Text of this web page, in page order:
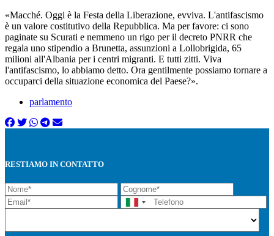
«Macché. Oggi è la Festa della Liberazione, evviva. L'antifascismo
è un valore costitutivo della Repubblica. Ma per favore: ci sono
paginate su Scurati e nemmeno un rigo per il decreto PNRR che
regala uno stipendio a Brunetta, assunzioni a Lollobrigida, 65
milioni all'Albania per i centri migranti. E tutti zitti. Viva
l'antifascismo, lo abbiamo detto. Ora gentilmente possiamo tornare a
occuparci della situazione economica del Paese?».
parlamento
RESTIAMO IN CONTATTO